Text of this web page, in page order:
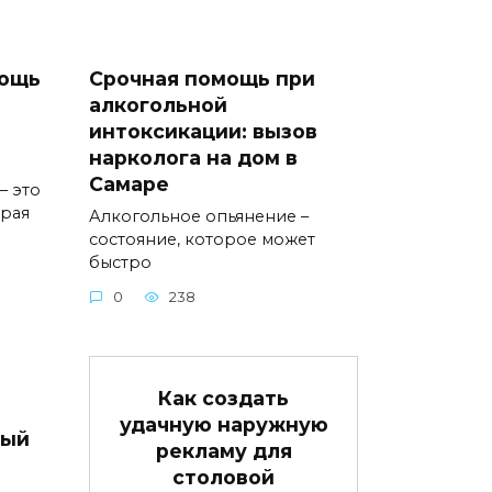
это
Срочная помощь при
алкогольной
интоксикации: вызов
нарколога на дом в
Самаре
Алкогольное опьянение –
состояние, которое может
быстро
0 238
Как создать
удачную наружную
рекламу для
столовой